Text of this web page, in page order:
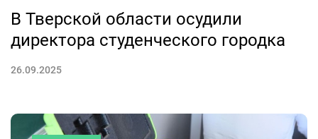
В Тверской области осудили
директора студенческого городка
26.09.2025